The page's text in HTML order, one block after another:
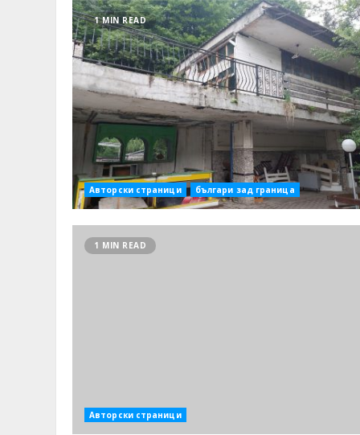
1 MIN READ
Авторски страници българи зад граница
1 MIN READ
Авторски страници